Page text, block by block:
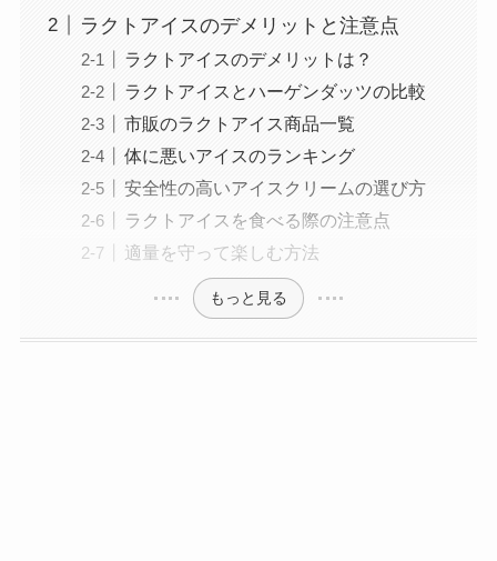
ラクトアイスのデメリットと注意点
ラクトアイスのデメリットは？
ラクトアイスとハーゲンダッツの比較
市販のラクトアイス商品一覧
体に悪いアイスのランキング
安全性の高いアイスクリームの選び方
ラクトアイスを食べる際の注意点
適量を守って楽しむ方法
もっと見る